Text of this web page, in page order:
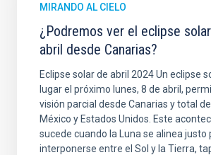
MIRANDO AL CIELO
¿Podremos ver el eclipse
abril desde Canarias?
Eclipse solar de abril 2024 Un eclipse
lugar el próximo lunes, 8 de abril,
visión parcial desde Canarias y total
México y Estados Unidos. Este
sucede cuando la Luna se alinea justo
interponerse entre el Sol y la Tierra,